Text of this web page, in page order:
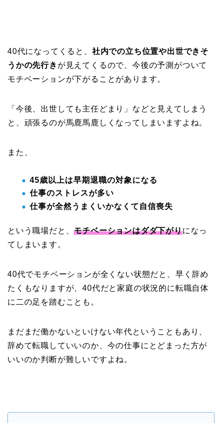
40代になってくると、 社内での立ち位置や出世できそ
うかの先行き が見えてくるので、今後の予測がついて
モチベーションが下がることがあります。
「今後、出世しても主任どまり」などと見えてしまう
と、頑張るのが馬鹿馬鹿しくなってしまいますよね。
また、
45歳以上は早期退職の対象になる
仕事のストレスが多い
仕事が全然うまくいかなくて自信喪失
という職場だと、モチベーションはダダ下がりになっ
てしまいます。
40代でモチベーションが全くない状態だと、早く辞め
たくもなりますが、40代だと家庭の状況的に転職自体
に二の足を踏むことも。
まだまだ働かないといけない年代ということもあり、
辞めて転職していいのか、今の仕事にとどまった方が
いいのか判断が難しいですよね。